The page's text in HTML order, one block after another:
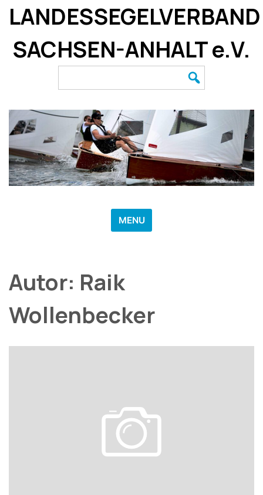
SkipLANDESSEGELVERBAND
SACHSEN-ANHALT e.V.
for:
MENU
Autor: Raik
Wollenbecker